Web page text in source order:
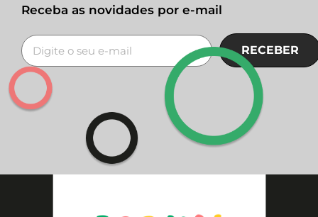
Receba as novidades por e-mail
RECEBER